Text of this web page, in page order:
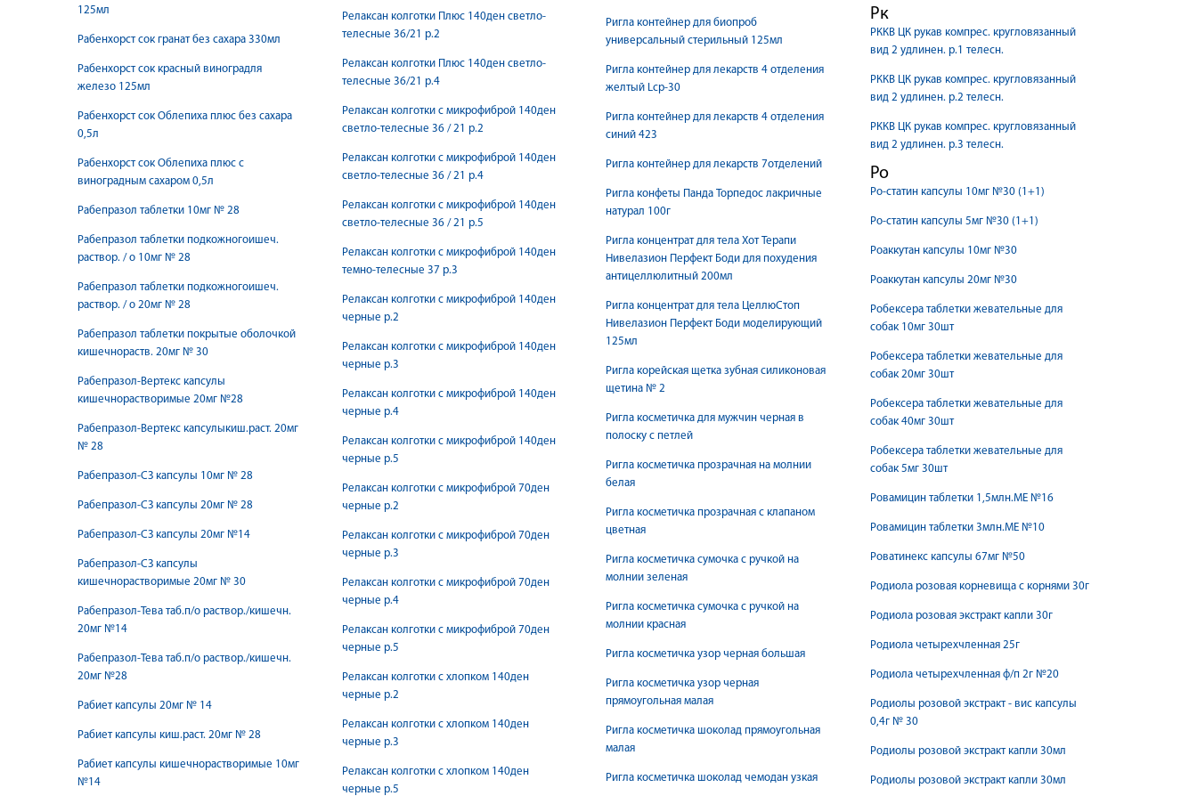
125мл
Рабенхорст сок гранат без сахара 330мл
Рабенхорст сок красный виноградля
железо 125мл
Рабенхорст сок Облепиха плюс без сахара
0,5л
Рабенхорст сок Облепиха плюс с
виноградным сахаром 0,5л
Рабепразол таблетки 10мг № 28
Рабепразол таблетки подкожногоишеч.
раствор. / о 10мг № 28
Рабепразол таблетки подкожногоишеч.
раствор. / о 20мг № 28
Рабепразол таблетки покрытые оболочкой
кишечнораств. 20мг № 30
Рабепразол-Вертекс капсулы
кишечнорастворимые 20мг №28
Рабепразол-Вертекс капсулыкиш.раст. 20мг
№ 28
Рабепразол-СЗ капсулы 10мг № 28
Рабепразол-СЗ капсулы 20мг № 28
Рабепразол-СЗ капсулы 20мг №14
Рабепразол-СЗ капсулы
кишечнорастворимые 20мг № 30
Рабепразол-Тева таб.п/о раствор./кишечн.
20мг №14
Рабепразол-Тева таб.п/о раствор./кишечн.
20мг №28
Рабиет капсулы 20мг № 14
Рабиет капсулы киш.раст. 20мг № 28
Рабиет капсулы кишечнорастворимые 10мг
№14
Релаксан колготки Плюс 140ден светло-
телесные 36/21 р.2
Релаксан колготки Плюс 140ден светло-
телесные 36/21 р.4
Релаксан колготки с микрофиброй 140ден
светло-телесные 36 / 21 р.2
Релаксан колготки с микрофиброй 140ден
светло-телесные 36 / 21 р.4
Релаксан колготки с микрофиброй 140ден
светло-телесные 36 / 21 р.5
Релаксан колготки с микрофиброй 140ден
темно-телесные 37 р.3
Релаксан колготки с микрофиброй 140ден
черные р.2
Релаксан колготки с микрофиброй 140ден
черные р.3
Релаксан колготки с микрофиброй 140ден
черные р.4
Релаксан колготки с микрофиброй 140ден
черные р.5
Релаксан колготки с микрофиброй 70ден
черные р.2
Релаксан колготки с микрофиброй 70ден
черные р.3
Релаксан колготки с микрофиброй 70ден
черные р.4
Релаксан колготки с микрофиброй 70ден
черные р.5
Релаксан колготки с хлопком 140ден
черные р.2
Релаксан колготки с хлопком 140ден
черные р.3
Релаксан колготки с хлопком 140ден
черные р.5
Ригла контейнер для биопроб
универсальный стерильный 125мл
Ригла контейнер для лекарств 4 отделения
желтый Lcp-30
Ригла контейнер для лекарств 4 отделения
синий 423
Ригла контейнер для лекарств 7отделений
Ригла конфеты Панда Торпедос лакричные
натурал 100г
Ригла концентрат для тела Хот Терапи
Нивелазион Перфект Боди для похудения
антицеллюлитный 200мл
Ригла концентрат для тела ЦеллюСтоп
Нивелазион Перфект Боди моделирующий
125мл
Ригла корейская щетка зубная силиконовая
щетина № 2
Ригла косметичка для мужчин черная в
полоску с петлей
Ригла косметичка прозрачная на молнии
белая
Ригла косметичка прозрачная с клапаном
цветная
Ригла косметичка сумочка с ручкой на
молнии зеленая
Ригла косметичка сумочка с ручкой на
молнии красная
Ригла косметичка узор черная большая
Ригла косметичка узор черная
прямоугольная малая
Ригла косметичка шоколад прямоугольная
малая
Ригла косметичка шоколад чемодан узкая
Рк
РККВ ЦК рукав компрес. кругловязанный
вид 2 удлинен. р.1 телесн.
РККВ ЦК рукав компрес. кругловязанный
вид 2 удлинен. р.2 телесн.
РККВ ЦК рукав компрес. кругловязанный
вид 2 удлинен. р.3 телесн.
Ро
Ро-статин капсулы 10мг №30 (1+1)
Ро-статин капсулы 5мг №30 (1+1)
Роаккутан капсулы 10мг №30
Роаккутан капсулы 20мг №30
Робексера таблетки жевательные для
собак 10мг 30шт
Робексера таблетки жевательные для
собак 20мг 30шт
Робексера таблетки жевательные для
собак 40мг 30шт
Робексера таблетки жевательные для
собак 5мг 30шт
Ровамицин таблетки 1,5млн.МЕ №16
Ровамицин таблетки 3млн.МЕ №10
Роватинекс капсулы 67мг №50
Родиола розовая корневища с корнями 30г
Родиола розовая экстракт капли 30г
Родиола четырехчленная 25г
Родиола четырехчленная ф/п 2г №20
Родиолы розовой экстракт - вис капсулы
0,4г № 30
Родиолы розовой экстракт капли 30мл
Родиолы розовой экстракт капли 30мл